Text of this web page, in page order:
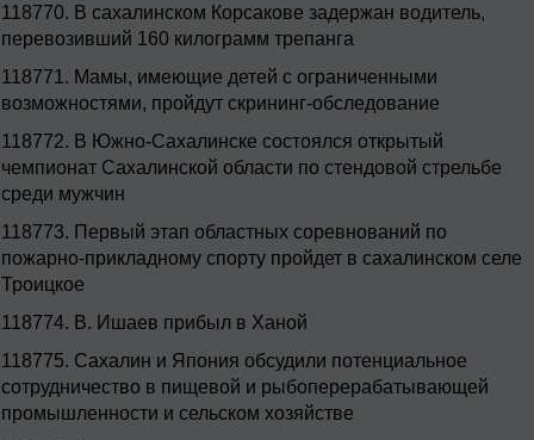
118770. В сахалинском Корсакове задержан водитель,
перевозивший 160 килограмм трепанга
118771. Мамы, имеющие детей с ограниченными
возможностями, пройдут скрининг-обследование
118772. В Южно-Сахалинске состоялся открытый
чемпионат Сахалинской области по стендовой стрельбе
среди мужчин
118773. Первый этап областных соревнований по
пожарно-прикладному спорту пройдет в сахалинском селе
Троицкое
118774. В. Ишаев прибыл в Ханой
118775. Сахалин и Япония обсудили потенциальное
сотрудничество в пищевой и рыбоперерабатывающей
промышленности и сельском хозяйстве